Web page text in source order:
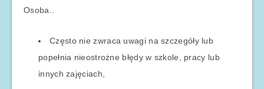
Osoba..
Często nie zwraca uwagi na szczegóły lub
popełnia nieostrożne błędy w szkole, pracy lub
innych zajęciach,